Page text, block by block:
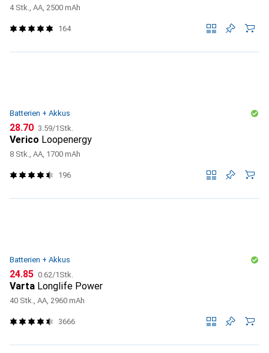
4 Stk., AA, 2500 mAh
164
Batterien + Akkus
CHF
28.70 CHF
3.59/1Stk.
Verico Loopenergy
8 Stk., AA, 1700 mAh
196
Batterien + Akkus
CHF
24.85 CHF
0.62/1Stk.
Varta Longlife Power
40 Stk., AA, 2960 mAh
3666